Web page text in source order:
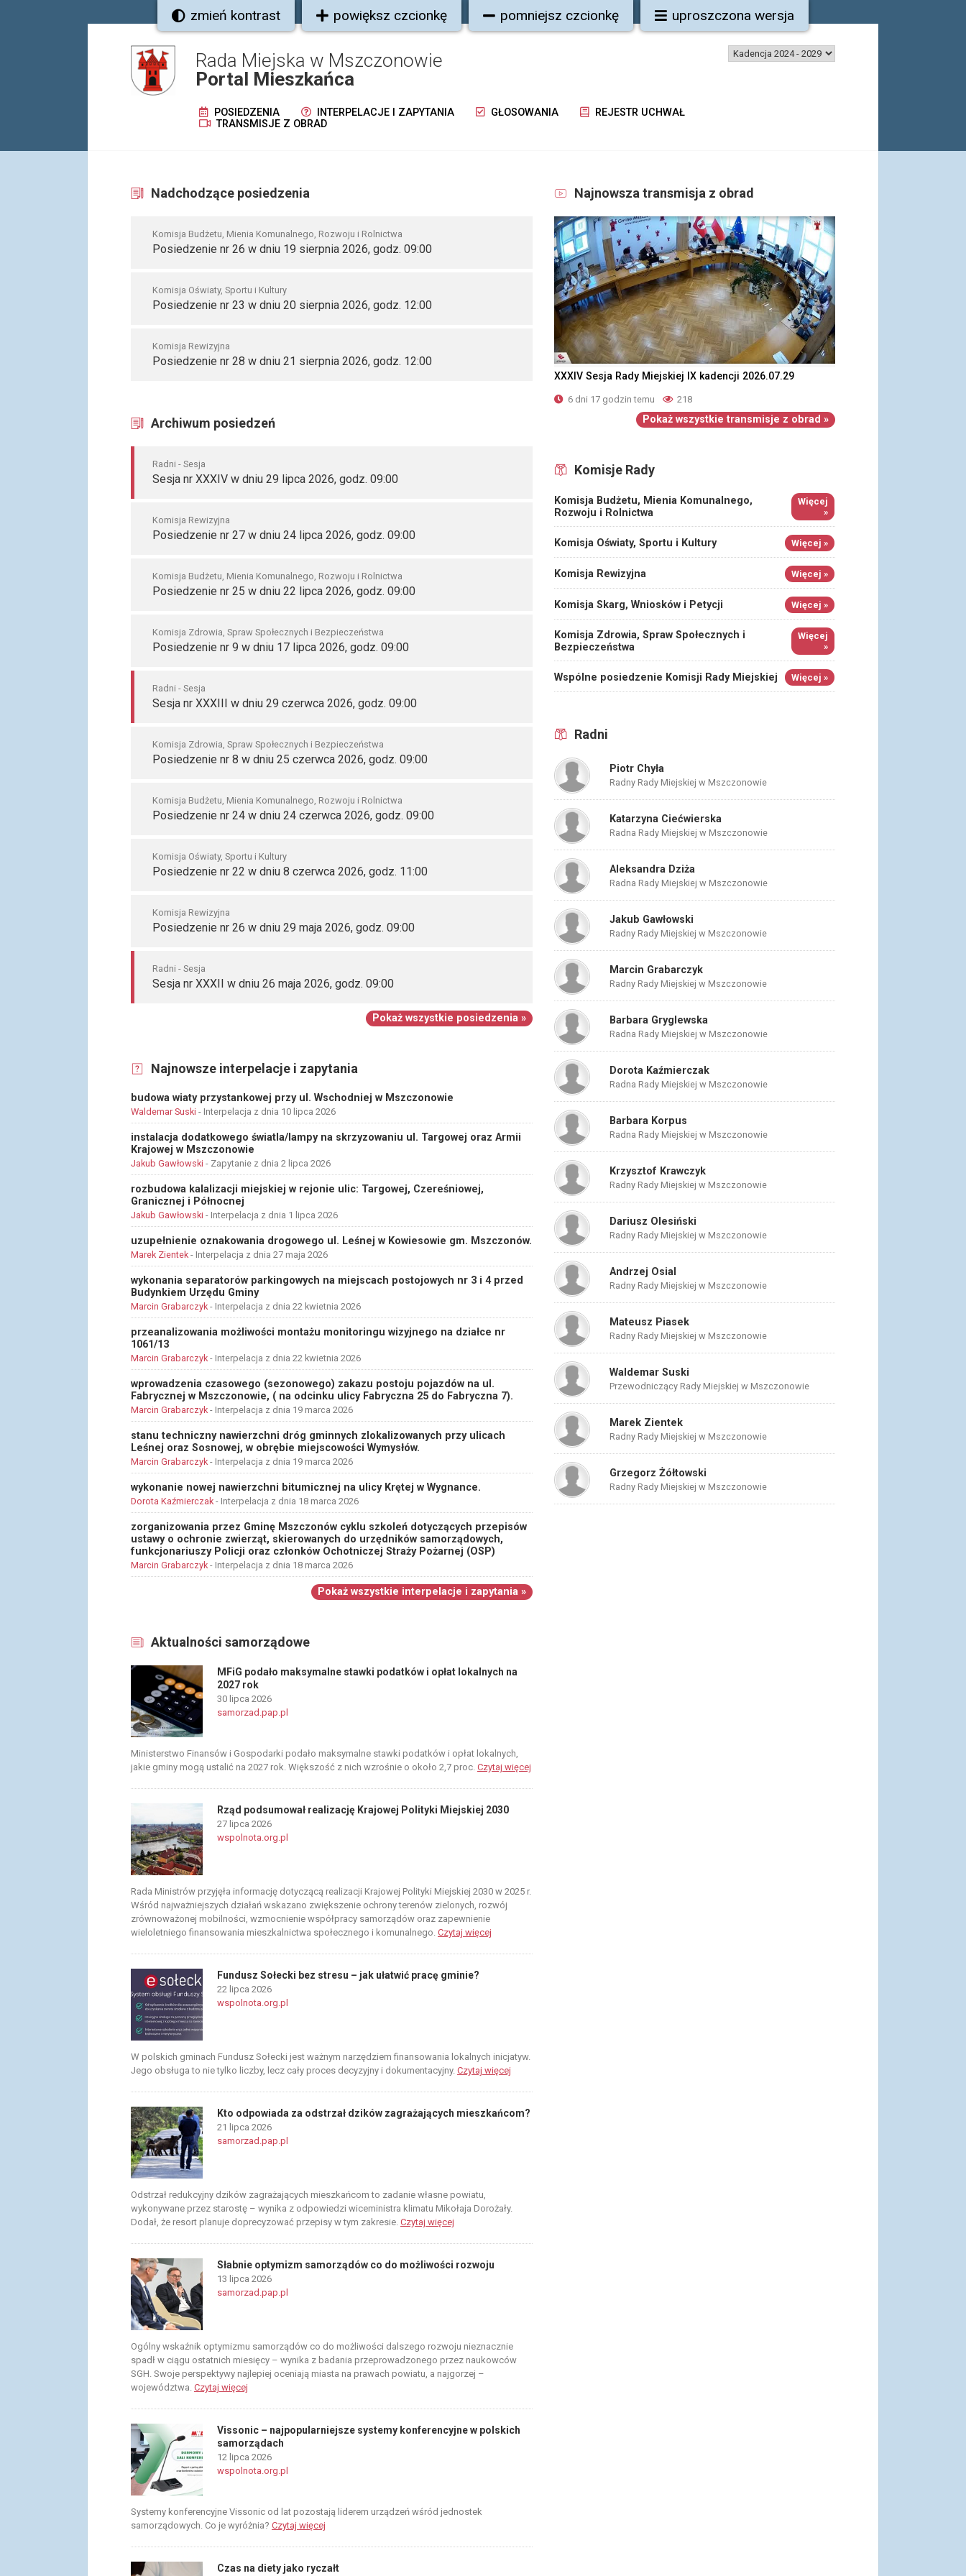
zmień kontrast powiększ czcionkę pomniejsz czcionkę uproszczona wersja
Rada Miejska w Mszczonowie
Portal Mieszkańca
POSIEDZENIA INTERPELACJE I ZAPYTANIA GŁOSOWANIA
REJESTR UCHWAŁ
TRANSMISJE Z OBRAD
Nadchodzące posiedzenia
Komisja Budżetu, Mienia Komunalnego, Rozwoju i Rolnictwa
Posiedzenie nr 26 w dniu 19 sierpnia 2026, godz. 09:00
Komisja Oświaty, Sportu i Kultury
Posiedzenie nr 23 w dniu 20 sierpnia 2026, godz. 12:00
Komisja Rewizyjna
Posiedzenie nr 28 w dniu 21 sierpnia 2026, godz. 12:00
Archiwum posiedzeń
Radni - Sesja
Sesja nr XXXIV w dniu 29 lipca 2026, godz. 09:00
Komisja Rewizyjna
Posiedzenie nr 27 w dniu 24 lipca 2026, godz. 09:00
Komisja Budżetu, Mienia Komunalnego, Rozwoju i Rolnictwa
Posiedzenie nr 25 w dniu 22 lipca 2026, godz. 09:00
Komisja Zdrowia, Spraw Społecznych i Bezpieczeństwa
Posiedzenie nr 9 w dniu 17 lipca 2026, godz. 09:00
Radni - Sesja
Sesja nr XXXIII w dniu 29 czerwca 2026, godz. 09:00
Komisja Zdrowia, Spraw Społecznych i Bezpieczeństwa
Posiedzenie nr 8 w dniu 25 czerwca 2026, godz. 09:00
Komisja Budżetu, Mienia Komunalnego, Rozwoju i Rolnictwa
Posiedzenie nr 24 w dniu 24 czerwca 2026, godz. 09:00
Komisja Oświaty, Sportu i Kultury
Posiedzenie nr 22 w dniu 8 czerwca 2026, godz. 11:00
Komisja Rewizyjna
Posiedzenie nr 26 w dniu 29 maja 2026, godz. 09:00
Radni - Sesja
Sesja nr XXXII w dniu 26 maja 2026, godz. 09:00
Pokaż wszystkie posiedzenia »
Najnowsze interpelacje i zapytania
budowa wiaty przystankowej przy ul. Wschodniej w Mszczonowie
Waldemar Suski - Interpelacja z dnia 10 lipca 2026
instalacja dodatkowego światla/lampy na skrzyzowaniu ul. Targowej oraz Armii
Krajowej w Mszczonowie
Jakub Gawłowski - Zapytanie z dnia 2 lipca 2026
rozbudowa kalalizacji miejskiej w rejonie ulic: Targowej, Czereśniowej,
Granicznej i Północnej
Jakub Gawłowski - Interpelacja z dnia 1 lipca 2026
uzupełnienie oznakowania drogowego ul. Leśnej w Kowiesowie gm. Mszczonów.
Marek Zientek - Interpelacja z dnia 27 maja 2026
wykonania separatorów parkingowych na miejscach postojowych nr 3 i 4 przed
Budynkiem Urzędu Gminy
Marcin Grabarczyk - Interpelacja z dnia 22 kwietnia 2026
przeanalizowania możliwości montażu monitoringu wizyjnego na działce nr
1061/13
Marcin Grabarczyk - Interpelacja z dnia 22 kwietnia 2026
wprowadzenia czasowego (sezonowego) zakazu postoju pojazdów na ul.
Fabrycznej w Mszczonowie, ( na odcinku ulicy Fabryczna 25 do Fabryczna 7).
Marcin Grabarczyk - Interpelacja z dnia 19 marca 2026
stanu techniczny nawierzchni dróg gminnych zlokalizowanych przy ulicach
Leśnej oraz Sosnowej, w obrębie miejscowości Wymysłów.
Marcin Grabarczyk - Interpelacja z dnia 19 marca 2026
wykonanie nowej nawierzchni bitumicznej na ulicy Krętej w Wygnance.
Dorota Kaźmierczak - Interpelacja z dnia 18 marca 2026
zorganizowania przez Gminę Mszczonów cyklu szkoleń dotyczących przepisów
ustawy o ochronie zwierząt, skierowanych do urzędników samorządowych,
funkcjonariuszy Policji oraz członków Ochotniczej Straży Pożarnej (OSP)
Marcin Grabarczyk - Interpelacja z dnia 18 marca 2026
Pokaż wszystkie interpelacje i zapytania »
Aktualności samorządowe
MFiG podało maksymalne stawki podatków i opłat lokalnych na
2027 rok
30 lipca 2026
samorzad.pap.pl
Ministerstwo Finansów i Gospodarki podało maksymalne stawki podatków i opłat lokalnych,
jakie gminy mogą ustalić na 2027 rok. Większość z nich wzrośnie o około 2,7 proc. Czytaj więcej
Rząd podsumował realizację Krajowej Polityki Miejskiej 2030
27 lipca 2026
wspolnota.org.pl
Rada Ministrów przyjęła informację dotyczącą realizacji Krajowej Polityki Miejskiej 2030 w 2025 r.
Wśród najważniejszych działań wskazano zwiększenie ochrony terenów zielonych, rozwój
zrównoważonej mobilności, wzmocnienie współpracy samorządów oraz zapewnienie
wieloletniego finansowania mieszkalnictwa społecznego i komunalnego. Czytaj więcej
Fundusz Sołecki bez stresu – jak ułatwić pracę gminie?
22 lipca 2026
wspolnota.org.pl
W polskich gminach Fundusz Sołecki jest ważnym narzędziem finansowania lokalnych inicjatyw.
Jego obsługa to nie tylko liczby, lecz cały proces decyzyjny i dokumentacyjny. Czytaj więcej
Kto odpowiada za odstrzał dzików zagrażających mieszkańcom?
21 lipca 2026
samorzad.pap.pl
Odstrzał redukcyjny dzików zagrażających mieszkańcom to zadanie własne powiatu,
wykonywane przez starostę – wynika z odpowiedzi wiceministra klimatu Mikołaja Dorożały.
Dodał, że resort planuje doprecyzować przepisy w tym zakresie. Czytaj więcej
Słabnie optymizm samorządów co do możliwości rozwoju
13 lipca 2026
samorzad.pap.pl
Ogólny wskaźnik optymizmu samorządów co do możliwości dalszego rozwoju nieznacznie
spadł w ciągu ostatnich miesięcy – wynika z badania przeprowadzonego przez naukowców
SGH. Swoje perspektywy najlepiej oceniają miasta na prawach powiatu, a najgorzej –
województwa. Czytaj więcej
Vissonic – najpopularniejsze systemy konferencyjne w polskich
samorządach
12 lipca 2026
wspolnota.org.pl
Systemy konferencyjne Vissonic od lat pozostają liderem urządzeń wśród jednostek
samorządowych. Co je wyróżnia? Czytaj więcej
Czas na diety jako ryczałt
Najnowsza transmisja z obrad
XXXIV Sesja Rady Miejskiej IX kadencji 2026.07.29
6 dni 17 godzin temu 218
Pokaż wszystkie transmisje z obrad »
Komisje Rady
Komisja Budżetu, Mienia Komunalnego,
Rozwoju i Rolnictwa
Więcej
»
Komisja Oświaty, Sportu i Kultury Więcej »
Komisja Rewizyjna Więcej »
Komisja Skarg, Wniosków i Petycji Więcej »
Komisja Zdrowia, Spraw Społecznych i
Bezpieczeństwa
Więcej
»
Wspólne posiedzenie Komisji Rady Miejskiej Więcej »
Radni
Piotr Chyła
Radny Rady Miejskiej w Mszczonowie
Katarzyna Ciećwierska
Radna Rady Miejskiej w Mszczonowie
Aleksandra Dziża
Radna Rady Miejskiej w Mszczonowie
Jakub Gawłowski
Radny Rady Miejskiej w Mszczonowie
Marcin Grabarczyk
Radny Rady Miejskiej w Mszczonowie
Barbara Gryglewska
Radna Rady Miejskiej w Mszczonowie
Dorota Kaźmierczak
Radna Rady Miejskiej w Mszczonowie
Barbara Korpus
Radna Rady Miejskiej w Mszczonowie
Krzysztof Krawczyk
Radny Rady Miejskiej w Mszczonowie
Dariusz Olesiński
Radny Rady Miejskiej w Mszczonowie
Andrzej Osial
Radny Rady Miejskiej w Mszczonowie
Mateusz Piasek
Radny Rady Miejskiej w Mszczonowie
Waldemar Suski
Przewodniczący Rady Miejskiej w Mszczonowie
Marek Zientek
Radny Rady Miejskiej w Mszczonowie
Grzegorz Żółtowski
Radny Rady Miejskiej w Mszczonowie